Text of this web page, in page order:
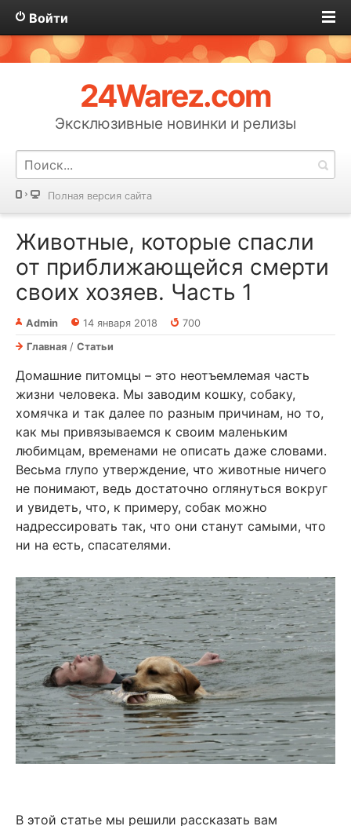
Войти
24Warez.com
Эксклюзивные новинки и релизы
Полная версия сайта
Животные, которые спасли
от приближающейся смерти
своих хозяев. Часть 1
Admin 14 января 2018
700
Главная / Статьи
Домашние питомцы – это неотъемлемая часть
жизни человека. Мы заводим кошку, собаку,
хомячка и так далее по разным причинам, но то,
как мы привязываемся к своим маленьким
любимцам, временами не описать даже словами.
Весьма глупо утверждение, что животные ничего
не понимают, ведь достаточно оглянуться вокруг
и увидеть, что, к примеру, собак можно
надрессировать так, что они станут самыми, что
ни на есть, спасателями.
В этой статье мы решили рассказать вам